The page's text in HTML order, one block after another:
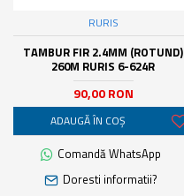
RURIS
TAMBUR FIR 2.4MM (ROTUND)
260M RURIS 6-624R
90,00 RON
ADAUGĂ ÎN COŞ
Comandă WhatsApp
Doresti informatii?